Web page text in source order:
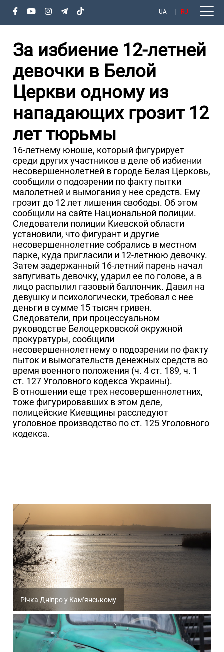
UA RU
За избиение 12-летней
девочки в Белой
Церкви одному из
нападающих грозит 12
лет тюрьмы
16-летнему юноше, который фигурирует
среди других участников в деле об избиении
несовершеннолетней в городе Белая Церковь,
сообщили о подозрении по факту пытки
малолетней и вымогания у нее средств. Ему
грозит до 12 лет лишения свободы. Об этом
сообщили на сайте Национальной полиции.
Следователи полиции Киевской области
установили, что фигурант и другие
несовершеннолетние собрались в местном
парке, куда пригласили и 12-летнюю девочку.
Затем задержанный 16-летний парень начал
запугивать девочку, ударил ее по голове, а в
лицо распылил газовый баллончик. Давил на
девушку и психологически, требовал с нее
деньги в сумме 15 тысяч гривен.
Следователи, при процессуальном
руководстве Белоцерковской окружной
прокуратуры, сообщили
несовершеннолетнему о подозрении по факту
пыток и вымогательств денежных средств во
время военного положения (ч. 4 ст. 189, ч. 1
ст. 127 Уголовного кодекса Украины).
В отношении еще трех несовершеннолетних,
тоже фигурировавших в этом деле,
полицейские Киевщины расследуют
уголовное производство по ст. 125 Уголовного
кодекса.
Річка Дніпро у Кам’янському